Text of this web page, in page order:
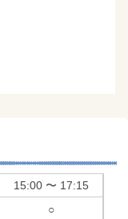
15:00 〜 17:15
○